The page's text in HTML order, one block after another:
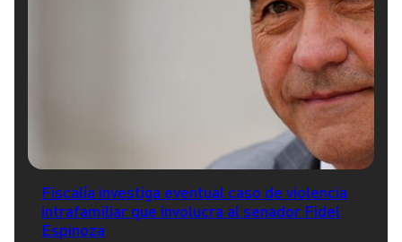
Fiscalía investiga eventual caso de violencia
intrafamiliar que involucra al senador Fidel
Espinoza